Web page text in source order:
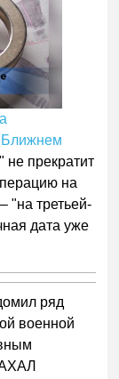
Ближнем
не прекратит
на
"на третьей-
дата уже
ряд
военной